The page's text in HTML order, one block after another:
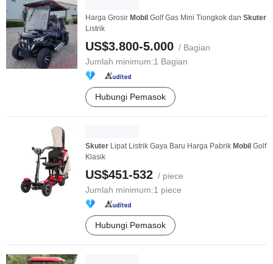
Harga Grosir Mobil Golf Gas Mini Tiongkok dan Skuter
Listrik
US$3.800-5.000 / Bagian
Jumlah minimum:1 Bagian
Hubungi Pemasok
Skuter Lipat Listrik Gaya Baru Harga Pabrik Mobil Golf
Klasik
US$451-532 / piece
Jumlah minimum:1 piece
Hubungi Pemasok